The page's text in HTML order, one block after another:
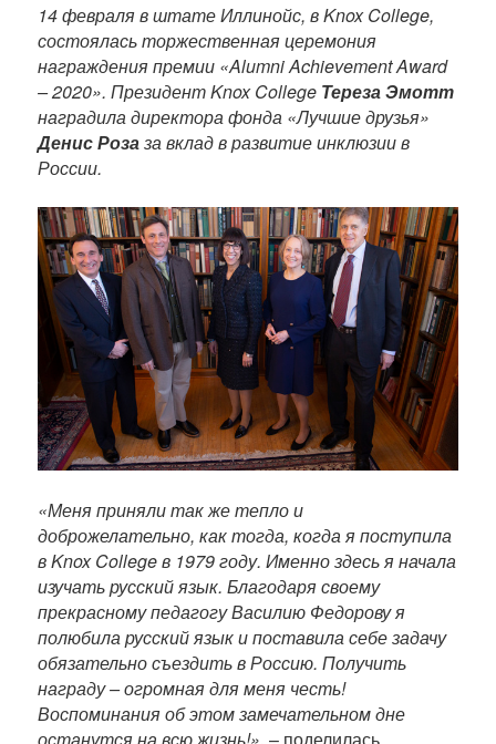
л
н
ы
й
т
е
к
с
т
п
у
б
к
а
ц
и
14 февраля в штате Иллинойс, в Knox College,
состоялась торжественная церемония
награждения премии «Alumni Achievement Award
– 2020». Президент Knox College Тереза Эмотт
наградила директора фонда «Лучшие друзья»
Денис Розаза вклад в развитие инклюзии в
России.
«Меня приняли так же тепло и
доброжелательно, как тогда, когда я поступила
в Knox College в 1979 году. Именно здесь я начала
изучать русский язык. Благодаря своему
прекрасному педагогу Василию Федорову я
полюбила русский язык и поставила себе задачу
обязательно съездить в Россию. Получить
награду – огромная для меня честь!
Воспоминания об этом замечательном дне
останутся на всю жизнь!», – поделилась